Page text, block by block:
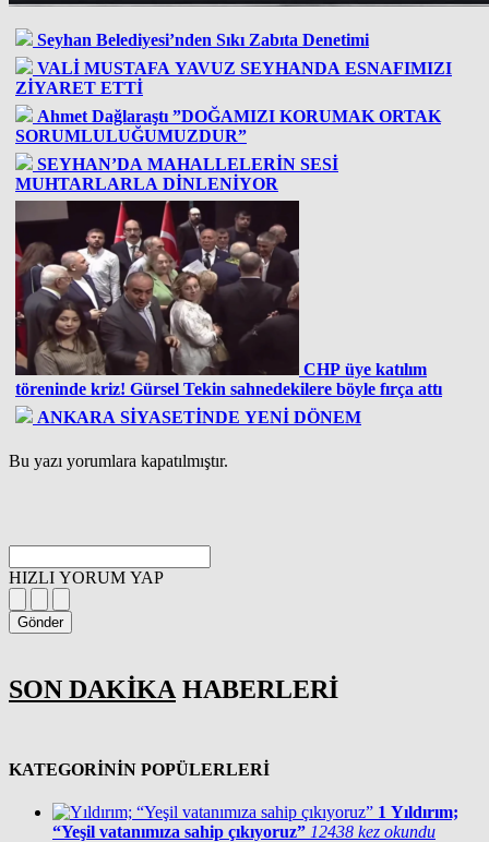
Seyhan Belediyesi’nden Sıkı Zabıta Denetimi
VALİ MUSTAFA YAVUZ SEYHANDA ESNAFIMIZI
ZİYARET ETTİ
Ahmet Dağlaraştı ”DOĞAMIZI KORUMAK ORTAK
SORUMLULUĞUMUZDUR”
SEYHAN’DA MAHALLELERİN SESİ
MUHTARLARLA DİNLENİYOR
CHP üye katılım
töreninde kriz! Gürsel Tekin sahnedekilere böyle fırça attı
ANKARA SİYASETİNDE YENİ DÖNEM
Bu yazı yorumlara kapatılmıştır.
HIZLI YORUM YAP
Gönder
SON DAKİKA HABERLERİ
KATEGORİNİN POPÜLERLERİ
1 Yıldırım;
“Yeşil vatanımıza sahip çıkıyoruz” 12438 kez okundu